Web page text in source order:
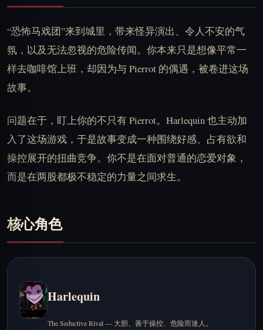
“恐怖马戏团”来到城里，带来怪异演出、令人不安的气
氛，以及无法忽视的危险传闻。你本来只是想像平常一
样去咖啡馆上班，却因为与 Pierrot 的偶遇，被卷进这场
故事。
问题在于，盯上你的不只有 Pierrot。Harlequin 也主动加
入了这场游戏，于是故事变成一种围绕好感、占有欲和
操控展开的扭曲竞争。你不是在面对普通的恋爱对象，
而是在两股都极不稳定的力量之间求生。
核心角色
Harlequin
The Seductive Rival — 大胆、善于操控、危险而迷人。